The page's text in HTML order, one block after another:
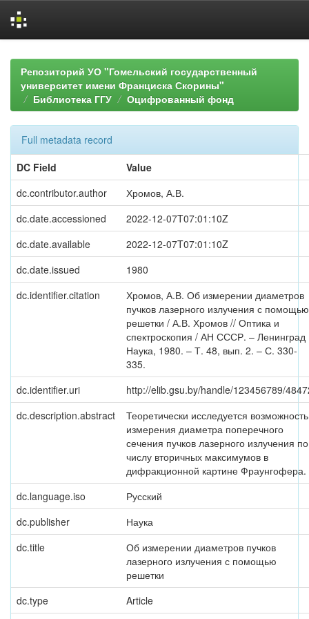
navigationРепозиторий УО "Гомельский государственный
университет имени Франциска Скорины"
Библиотека ГГУ
Оцифрованный фонд
Full metadata record
DC Field
Value
dc.contributor.author
Хромов, А.В.
dc.date.accessioned
2022-12-07T07:01:10Z
dc.date.available
2022-12-07T07:01:10Z
dc.date.issued
1980
dc.identifier.citation
Хромов, А.В. Об измерении диаметров
пучков лазерного излучения с помощью
решетки / А.В. Хромов // Оптика и
спектроскопия / АН СССР. – Ленинград
Наука, 1980. – Т. 48, вып. 2. – С. 330-
335.
dc.identifier.uri
http://elib.gsu.by/handle/123456789/
dc.description.abstract
Теоретически исследуется возможность
измерения диаметра поперечного
сечения пучков лазерного излучения по
числу вторичных максимумов в
дифракционной картине Фраунгофера.
dc.language.iso
Русский
dc.publisher
Наука
dc.title
Об измерении диаметров пучков
лазерного излучения с помощью
решетки
dc.type
Article